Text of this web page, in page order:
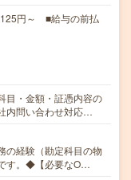
円～ ■給与の前払
目・金額・証憑内容の
内問い合わせ対応…
経験（勘定科目の物
す。◆【必要なO…